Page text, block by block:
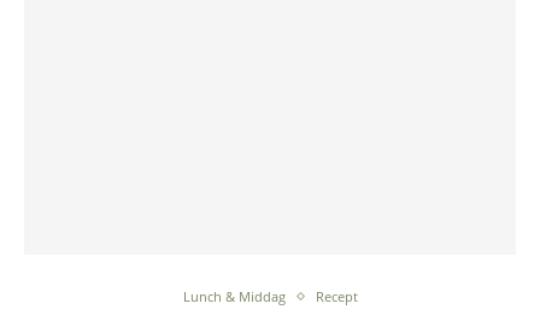
Lunch & Middag Recept